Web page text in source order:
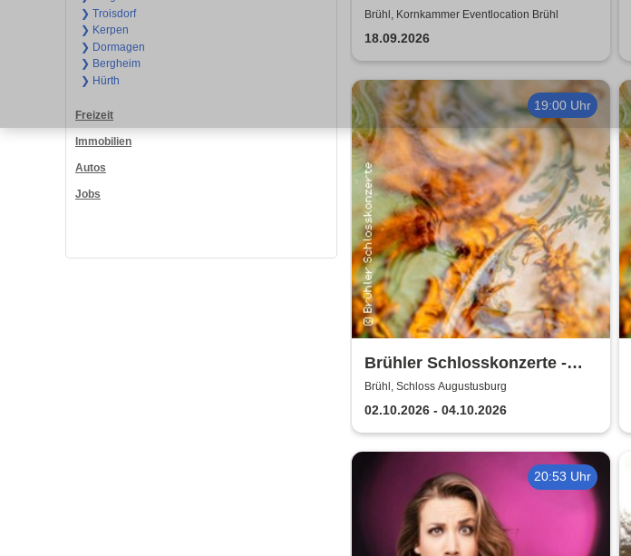
❯ Troisdorf
❯ Kerpen
❯ Dormagen
❯ Bergheim
❯ Hürth
Freizeit
Immobilien
Autos
Jobs
Duo
Brühl, Kornkammer Eventlocation Brühl
18.09.2026
19:00 Uhr
Brühler Schlosskonzerte -
Haydn-Festival 2026
Brühl, Schloss Augustusburg
02.10.2026 - 04.10.2026
20:53 Uhr